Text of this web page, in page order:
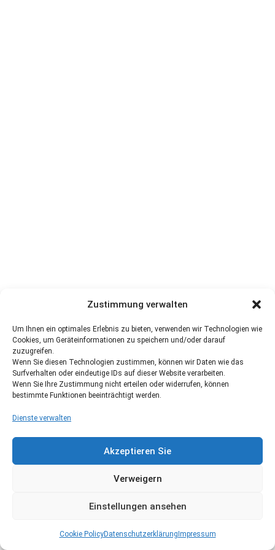
Zustimmung verwalten
Um Ihnen ein optimales Erlebnis zu bieten, verwenden wir Technologien wie
Cookies, um Geräteinformationen zu speichern und/oder darauf
zuzugreifen.
Wenn Sie diesen Technologien zustimmen, können wir Daten wie das
Surfverhalten oder eindeutige IDs auf dieser Website verarbeiten.
Wenn Sie Ihre Zustimmung nicht erteilen oder widerrufen, können
bestimmte Funktionen beeinträchtigt werden.
Dienste verwalten
Akzeptieren Sie
Verweigern
Einstellungen ansehen
Cookie PolicyDatenschutzerklärung Impressum